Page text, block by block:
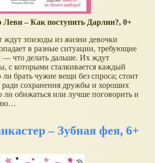
– Как поступить Дарлин?, 0+
ждут эпизоды из жизни девочки
в разные ситуации, требующие
— что делать дальше. Их ждут
с которыми сталкивается каждый
брать чужие вещи без спроса; стоит
ради сохранения дружбы и хороших
обижаться или лучше поговорить и
– Зубная фея, 6+